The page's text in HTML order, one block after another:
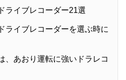
ライブレコーダー21選
ライブレコーダーを選ぶ時に
、あおり運転に強いドラレコ